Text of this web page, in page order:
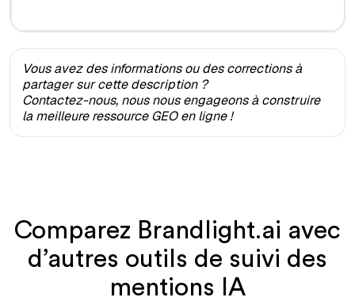
Vous avez des informations ou des corrections à
partager sur cette description ?
Contactez-nous, nous nous engageons à construire
la meilleure ressource GEO en ligne !
Comparez Brandlight.ai avec
d’autres outils de suivi des
mentions IA